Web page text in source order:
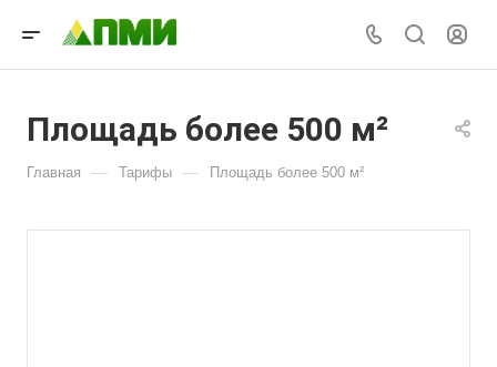
Площадь более 500 м²
Главная — Тарифы — Площадь более 500 м²